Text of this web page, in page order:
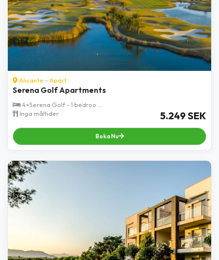
Alicante - Apart
Serena Golf Apartments
4×Serena Golf - 1 bedroo ...
Inga måltider
5.249 SEK
Boka Nu